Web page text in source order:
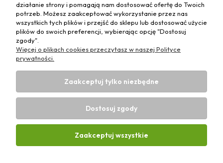
Płatności i dostawa
Informacje
O nas
Sklep rolniczy z częściami do maszyn E-ciągnik |
731 424 460| NIP: 5562573838 | REGON:
341257433
działanie strony i pomagają nam dostosować ofertę do Twoich
potrzeb. Możesz zaakceptować wykorzystanie przez nas
wszystkich tych plików i przejść do sklepu lub dostosować użycie
plików do swoich preferencji, wybierając opcję "Dostosuj
zgody".
Więcej o plikach cookies przeczytasz w naszej Polityce
prywatności.
Zaakceptuj tylko niezbędne
Dostosuj zgody
Zaakceptuj wszystkie